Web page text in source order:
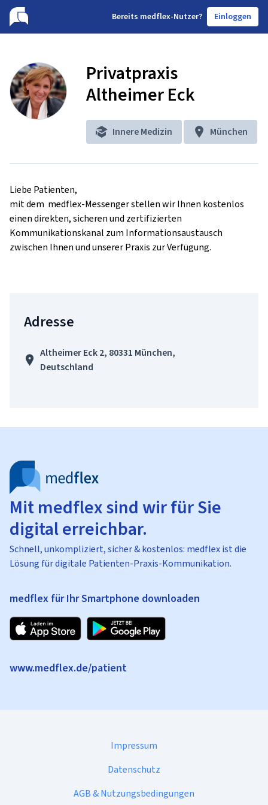
Bereits medflex-Nutzer? Einloggen
Privatpraxis
Altheimer Eck
Innere Medizin München
Liebe Patienten,
mit dem  medflex-Messenger stellen wir Ihnen kostenlos
einen direkten, sicheren und zertifizierten
Kommunikationskanal zum Informationsaustausch
zwischen Ihnen und unserer Praxis zur Verfügung.
Adresse
Altheimer Eck 2, 80331 München,
Deutschland
Mit medflex sind wir für Sie
digital erreichbar.
Schnell, unkompliziert, sicher & kostenlos: medflex ist die
Lösung für digitale Patienten-Praxis-Kommunikation.
medflex für Ihr Smartphone downloaden
www.medflex.de/patient
Impressum
Datenschutz
AGB & Nutzungsbedingungen